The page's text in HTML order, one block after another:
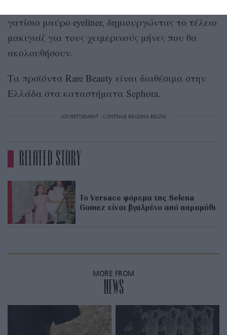
γατίσιο μαύρο eyeliner, δημιουργώντας το τέλειο
μακιγιάζ για τους χειμερινούς μήνες που θα
ακολουθήσουν.
Τα προϊόντα Rare Beauty είναι διαθέσιμα στην
Ελλάδα στα καταστήματα Sephora.
ADVERTISEMENT - CONTINUE READING BELOW
RELATED STORY
Το Versace φόρεμα της Selena
Gomez είναι βγαλμένο από παραμύθι
MORE FROM
NEWS